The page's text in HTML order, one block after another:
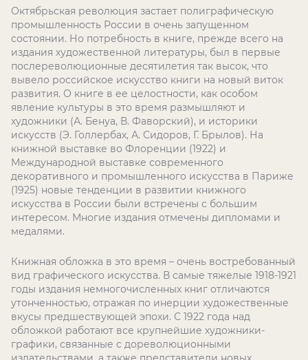
Октябрьская революция застает полиграфическую
промышленность России в очень запущенном
состоянии. Но потребность в книге, прежде всего на
издания художественной литературы, был в первые
послереволюционные десятилетия так высок, что
вывело российское искусство книги на новый виток
развития. О книге в ее целостности, как особом
явление культуры в это время размышляют и
художники (А. Бенуа, В. Фаворский), и историки
искусств (Э. Голлербах, А. Сидоров, Г. Брылов). На
книжной выставке во Флоренции (1922) и
Международной выставке современного
декоративного и промышленного искусства в Париже
(1925) новые тенденции в развитии книжного
искусства в России были встречены с большим
интересом. Многие издания отмечены дипломами и
медалями.
Книжная обложка в это время – очень востребованный
вид графического искусства. В самые тяжелые 1918-1921
годы издания немногочисленных книг отличаются
утонченностью, отражая по инерции художественные
вкусы предшествующей эпохи. С 1922 года над
обложкой работают все крупнейшие художники-
графики, связанные с дореволюционными